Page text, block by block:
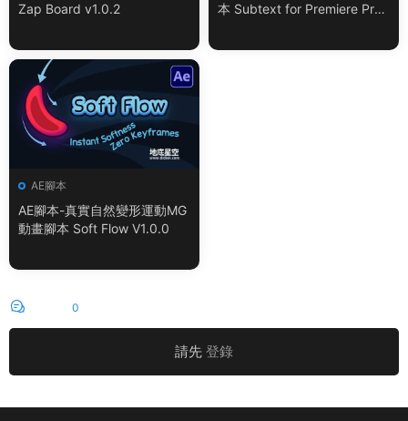
Zap Board v1.0.2
本 Subtext for Premiere Pro
AE腳本
AE腳本-真實自然變形運動MG
動畫腳本 Soft Flow V1.0.0
0
請先 登錄